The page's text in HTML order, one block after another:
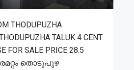
THODUPUZHA
TALUK 4 CENT
FOR SALE PRICE 28.5
തൊടുപുഴ